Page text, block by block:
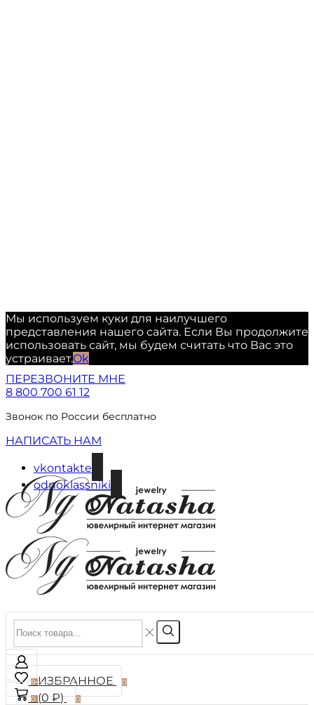
Мы используем куки для наилучшего
представления нашего сайта. Если Вы продолжите
использовать сайт, мы будем считать что Вас это
устраивает.Ok
ПЕРЕЗВОНИТЕ МНЕ
8 800 700 61 12
Звонок по России бесплатно
НАПИСАТЬ НАМ
vkontakte
odnoklassniki
0ИЗБРАННОЕ 0
0(0₽) 0